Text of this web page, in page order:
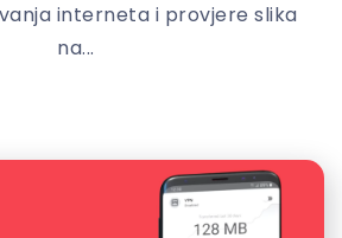
interneta i provjere slika
na...